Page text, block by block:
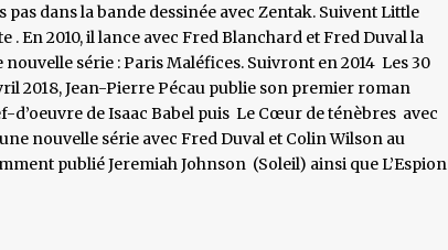
dans la bande dessinée avec Zentak. Suivent Little
. En 2010, il lance avec Fred Blanchard et Fred Duval la
série : Paris Maléfices. Suivront en 2014 Les 30
2018, Jean-Pierre Pécau publie son premier roman
de Isaac Babel puis Le Cœur de ténèbres avec
nouvelle série avec Fred Duval et Colin Wilson au
publié Jeremiah Johnson (Soleil) ainsi que L’Espion